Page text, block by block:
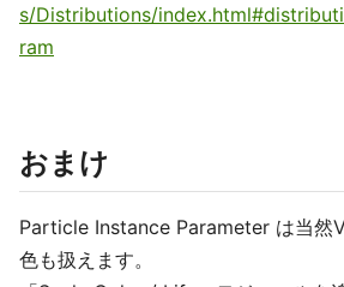
s/Distributions/
ram
おまけ
Particle Instance Parameter は当然
色も扱えます。